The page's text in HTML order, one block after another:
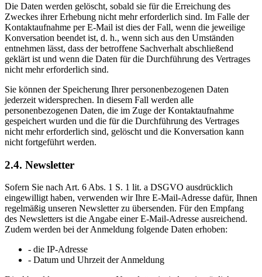
Die Daten werden gelöscht, sobald sie für die Erreichung des
Zweckes ihrer Erhebung nicht mehr erforderlich sind. Im Falle der
Kontaktaufnahme per E-Mail ist dies der Fall, wenn die jeweilige
Konversation beendet ist, d. h., wenn sich aus den Umständen
entnehmen lässt, dass der betroffene Sachverhalt abschließend
geklärt ist und wenn die Daten für die Durchführung des Vertrages
nicht mehr erforderlich sind.
Sie können der Speicherung Ihrer personenbezogenen Daten
jederzeit widersprechen. In diesem Fall werden alle
personenbezogenen Daten, die im Zuge der Kontaktaufnahme
gespeichert wurden und die für die Durchführung des Vertrages
nicht mehr erforderlich sind, gelöscht und die Konversation kann
nicht fortgeführt werden.
2.4. Newsletter
Sofern Sie nach Art. 6 Abs. 1 S. 1 lit. a DSGVO ausdrücklich
eingewilligt haben, verwenden wir Ihre E-Mail-Adresse dafür, Ihnen
regelmäßig unseren Newsletter zu übersenden. Für den Empfang
des Newsletters ist die Angabe einer E-Mail-Adresse ausreichend.
Zudem werden bei der Anmeldung folgende Daten erhoben:
- die IP-Adresse
- Datum und Uhrzeit der Anmeldung